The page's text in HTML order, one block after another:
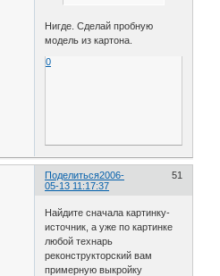
Нигде. Сделай пробную
модель из картона.
0
Поделиться 51
2006-
05-13 11:17:37
Найдите сначала картинку-
источник, а уже по картинке
любой технарь
реконструкторский вам
примерную выкройку